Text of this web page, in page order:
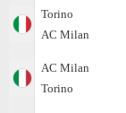
Torino
AC Milan
AC Milan
Torino